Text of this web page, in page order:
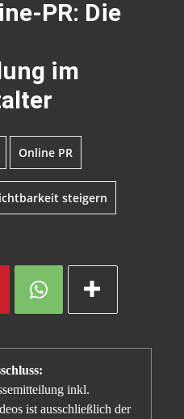
PR: Die
im
Online PR
steigern
inkl.
ist ausschließlich der